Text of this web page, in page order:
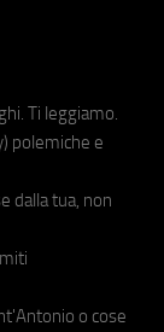
Ti leggiamo.
polemiche e
dalla tua, non
o cose